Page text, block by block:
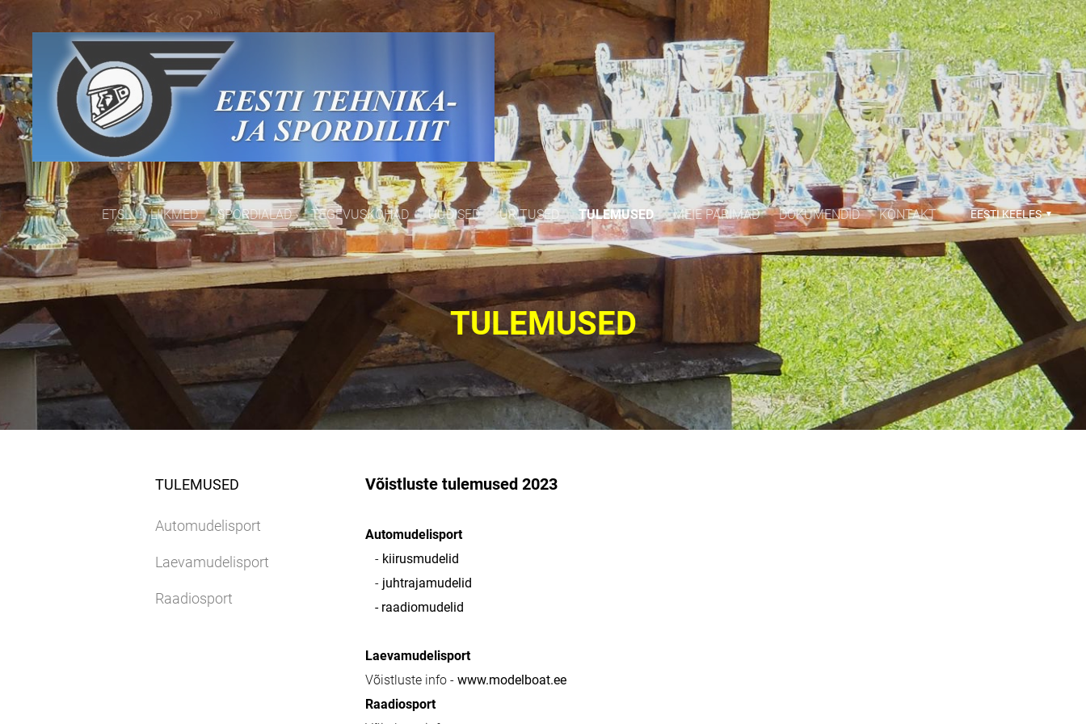
ETSL LIIKMED SPORDIALAD TEGEVUSKOHAD UUDISED ÜRITUSED TULEMUSED MEIE PARIMAD DOKUMENDID KONTAKT EESTI KEELES
TULEMUSED
TULEMUSED
Automudelisport
Laevamudelisport
Raadiosport
Võistluste tulemused 2023
Automudelisport
- kiirusmudelid
- juhtrajamudelid
- raadiomudelid
Laevamudelisport
Võistluste info - www.modelboat.ee
Raadiosport